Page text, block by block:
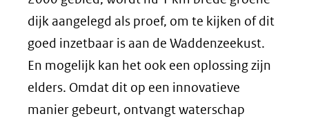
dijk aangelegd als proef, om te kijken of dit
goed inzetbaar is aan de Waddenzeekust.
En mogelijk kan het ook een oplossing zijn
elders. Omdat dit op een innovatieve
manier gebeurt, ontvangt waterschap